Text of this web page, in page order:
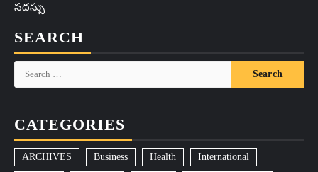
సదస్సు
SEARCH
CATEGORIES
ARCHIVES Business Health International